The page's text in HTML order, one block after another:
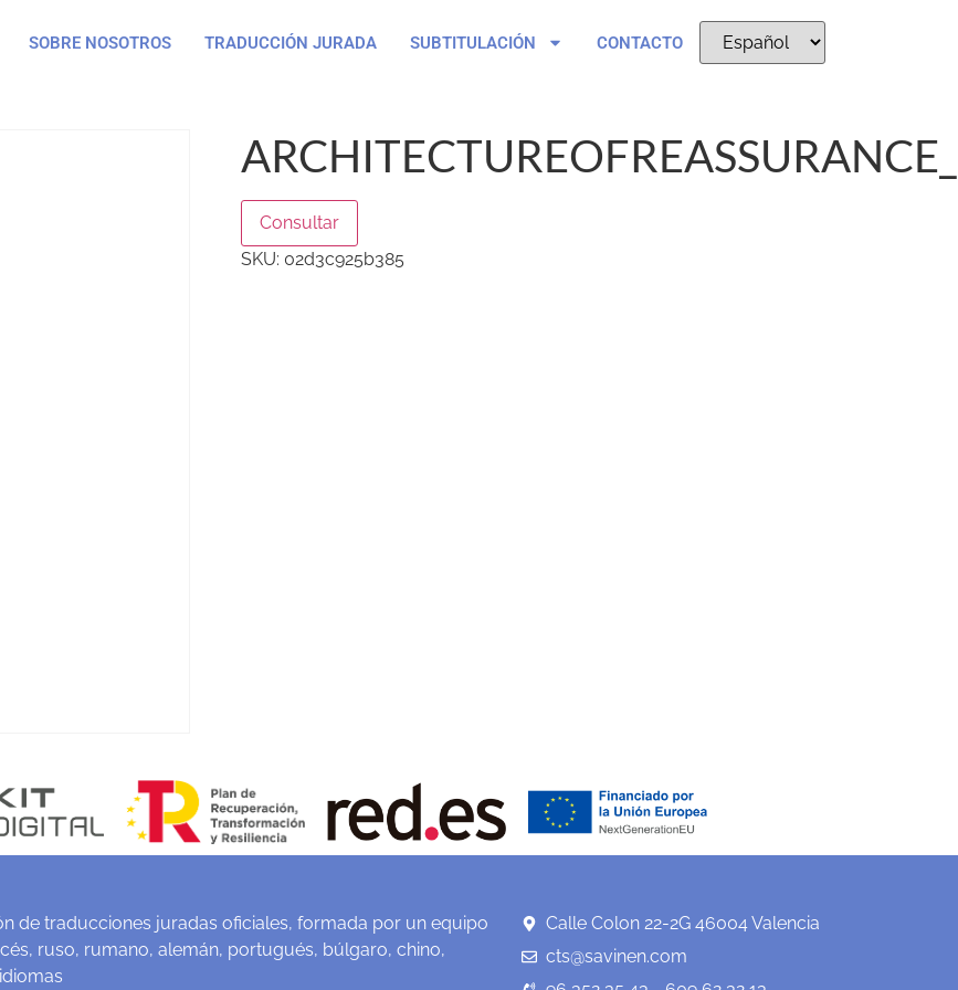
SOBRE NOSOTROS TRADUCCIÓN JURADA SUBTITULACIÓN CONTACTO
Consultar
SKU: 02d3c925b385
de traducciones juradas oficiales, formada por un equipo
ruso, rumano, alemán, portugués, búlgaro, chino,
Calle Colon 22-2G 46004 Valencia
cts@savinen.com